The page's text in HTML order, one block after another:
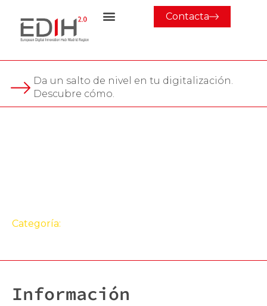
Contacta
Da un salto de nivel en tu digitalización.
Descubre cómo.
Categoría:
Información